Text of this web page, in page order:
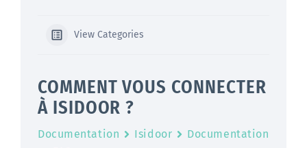
View Categories
COMMENT VOUS CONNECTER
À ISIDOOR ?
Documentation Isidoor
Documentation